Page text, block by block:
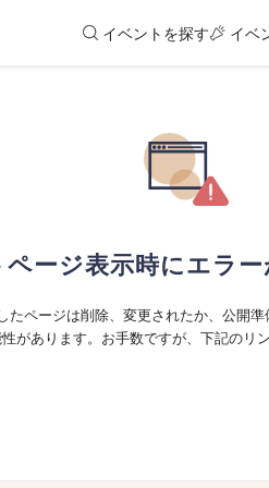
イベントを探す イベ
ージ表示時にエラー
たページは削除、変更されたか、公開
があります。お手数ですが、下記のリ